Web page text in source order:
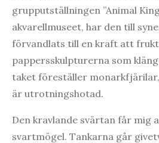
grupputställningen ”Animal
akvarellmuseet, har den till
förvandlats till en kraft att
pappersskulpturerna som
taket föreställer
är utrotningshotad.
Den kravlande svärtan får mig
svartmögel. Tankarna går